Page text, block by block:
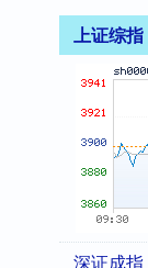
上证综指
深证成指